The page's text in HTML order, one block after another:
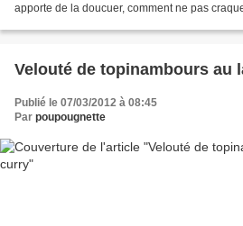
apporte de la doucuer, comment ne pas
Velouté de topinambours au
Publié le 07/03/2012 à 08:45
Par poupougnette